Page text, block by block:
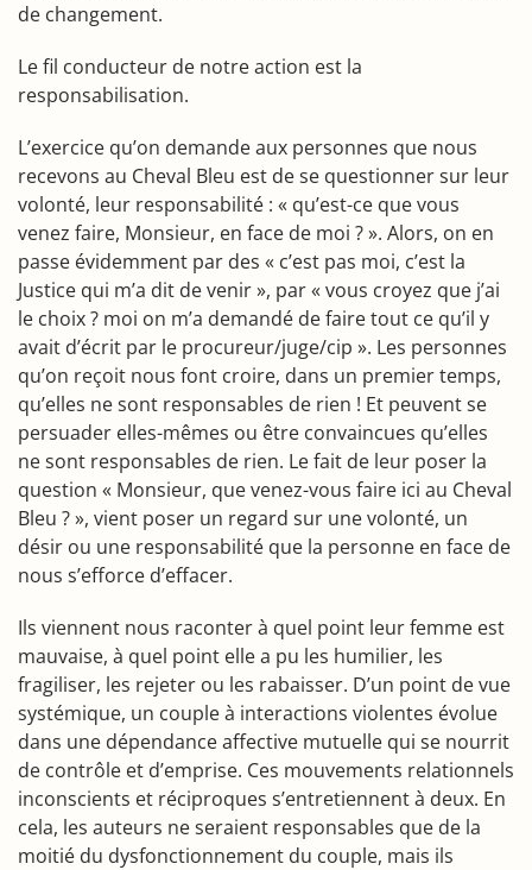
de changement.
Le fil conducteur de notre action est la
responsabilisation.
L’exercice qu’on demande aux personnes que nous
recevons au Cheval Bleu est de se questionner sur leur
volonté, leur responsabilité : « qu’est-ce que vous
venez faire, Monsieur, en face de moi ? ». Alors, on en
passe évidemment par des « c’est pas moi, c’est la
Justice qui m’a dit de venir », par « vous croyez que j’ai
le choix ? moi on m’a demandé de faire tout ce qu’il y
avait d’écrit par le procureur/juge/cip ». Les personnes
qu’on reçoit nous font croire, dans un premier temps,
qu’elles ne sont responsables de rien ! Et peuvent se
persuader elles-mêmes ou être convaincues qu’elles
ne sont responsables de rien. Le fait de leur poser la
question « Monsieur, que venez-vous faire ici au Cheval
Bleu ? », vient poser un regard sur une volonté, un
désir ou une responsabilité que la personne en face de
nous s’efforce d’effacer.
Ils viennent nous raconter à quel point leur femme est
mauvaise, à quel point elle a pu les humilier, les
fragiliser, les rejeter ou les rabaisser. D’un point de vue
systémique, un couple à interactions violentes évolue
dans une dépendance affective mutuelle qui se nourrit
de contrôle et d’emprise. Ces mouvements relationnels
inconscients et réciproques s’entretiennent à deux. En
cela, les auteurs ne seraient responsables que de la
moitié du dysfonctionnement du couple, mais ils